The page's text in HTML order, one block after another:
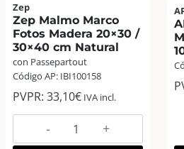
Zep
Zep Malmo Marco
Fotos Madera 20×30 /
30×40 cm Natural
con Passepartout
Código AP: IBI100158
PVPR: 33,10€ IVA incl.
Zep
Malmo